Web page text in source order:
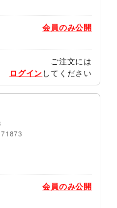
会員のみ公開
ご注文には
ログインしてください
会員のみ公開